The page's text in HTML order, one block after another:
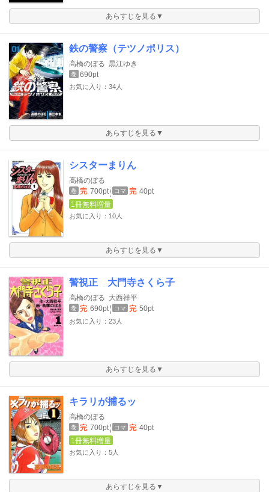
あらすじを見る▼
鉄の警察（テツノポリス）
高橋のぼる 黒江ゆき
巻 690pt
お気に入り：34人
あらすじを見る▼
シスターまりん
高橋のぼる
巻 完 700pt コマ 完 40pt
1冊無料増量
お気に入り：10人
あらすじを見る▼
警視正 大門寺さくら子
高橋のぼる 大西祥平
巻 完 690pt コマ 完 50pt
お気に入り：23人
あらすじを見る▼
キラリが捕るッ
高橋のぼる
巻 完 700pt コマ 完 40pt
1冊無料増量
お気に入り：5人
あらすじを見る▼